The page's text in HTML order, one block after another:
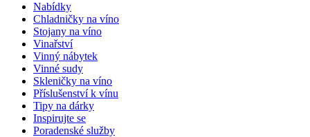
Nabídky
Chladničky na víno
Stojany na víno
Vinařství
Vinný nábytek
Vinné sudy
Skleničky na víno
Příslušenství k vínu
Tipy na dárky
Inspirujte se
Poradenské služby